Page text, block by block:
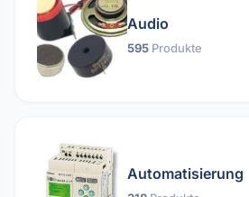
Audio
595 Produkte
Automatisierung